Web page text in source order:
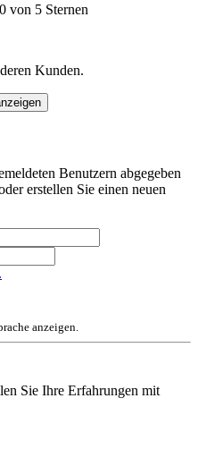
von 5 Sternen
Kunden.
Benutzern abgegeben
erstellen Sie einen neuen
anzeigen.
Sie Ihre Erfahrungen mit